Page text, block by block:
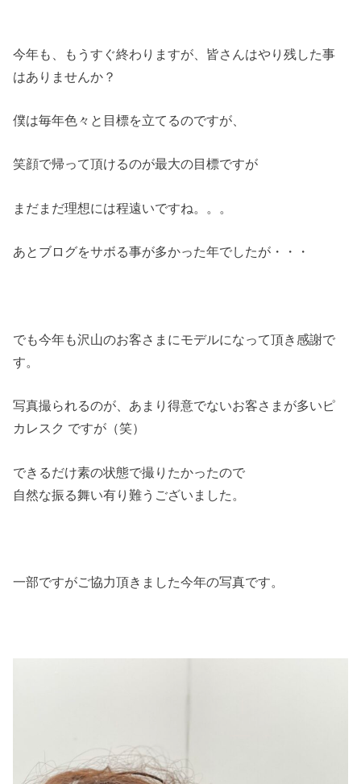
今年も、もうすぐ終わりますが、皆さんはやり残した事
はありませんか？
僕は毎年色々と目標を立てるのですが、
笑顔で帰って頂けるのが最大の目標ですが
まだまだ理想には程遠いですね。。。
あとブログをサボる事が多かった年でしたが・・・
でも今年も沢山のお客さまにモデルになって頂き感謝で
す。
写真撮られるのが、あまり得意でないお客さまが多いピ
カレスク ですが（笑）
できるだけ素の状態で撮りたかったので
自然な振る舞い有り難うございました。
一部ですがご協力頂きました今年の写真です。